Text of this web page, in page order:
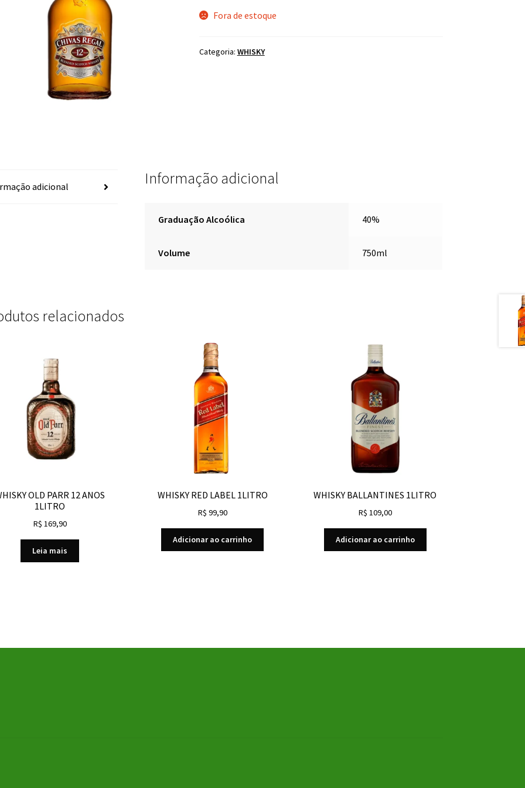
Fora de estoque
Categoria: WHISKY
adicional Informação adicional
Graduação Alcoólica 40%
Volume 750ml
relacionados
OLD PARR 12 ANOS
1LITRO
R$ 169,90
Leia mais
WHISKY RED LABEL 1LITRO
R$ 99,90
Adicionar ao carrinho
WHISKY BALLANTINES 1LITRO
R$ 109,00
Adicionar ao carrinho